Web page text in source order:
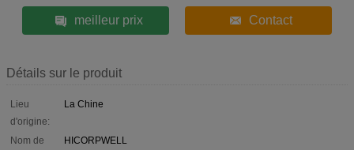
meilleur prix Contact
Détails sur le produit
Lieu
d'origine:
La Chine
Nom de
HICORPWELL